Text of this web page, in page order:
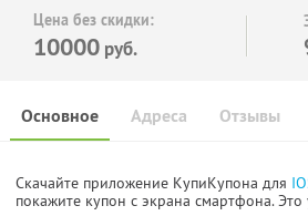
Цена без скидки:
10000 руб.
Основное Отзывы
Адреса
Скачайте приложение КупиКупона для
покажите купон с экрана смартфона.